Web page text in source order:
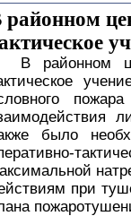
районном
В районном
было
при